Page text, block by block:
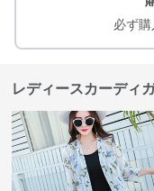
必ず購
レディースカーディ